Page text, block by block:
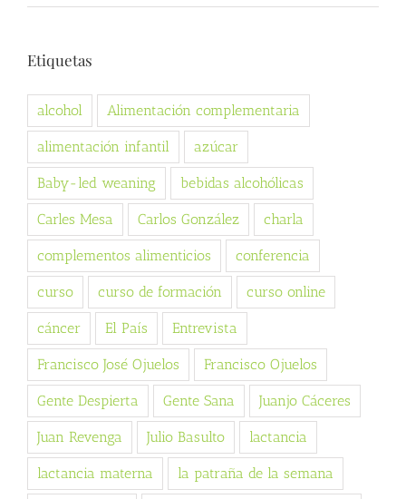
Etiquetas
alcohol Alimentación complementaria
alimentación infantil azúcar
Baby-led weaning bebidas alcohólicas
Carles Mesa Carlos González charla
complementos alimenticios conferencia
curso curso de formación curso online
cáncer El País Entrevista
Francisco José Ojuelos Francisco Ojuelos
Gente Despierta Gente Sana Juanjo Cáceres
Juan Revenga Julio Basulto lactancia
lactancia materna la patraña de la semana